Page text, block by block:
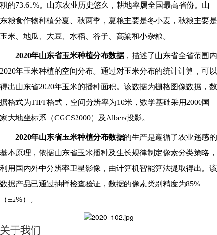
积的73.61%。山东农业历史悠久，耕地率属全国最高省份。山
东粮食作物种植分夏、秋两季，夏粮主要是冬小麦，秋粮主要是
玉米、地瓜、大豆、水稻、谷子、高粱和小杂粮。
2020年山东省玉米种植分布数据，描述了山东省全省范围内
2020年玉米种植的空间分布。通过对玉米分布的统计计算，可以
得出山东省2020年玉米的播种面积。该数据为栅格图像数据，数
据格式为TIFF格式，空间分辨率为10米，数学基础采用2000国
家大地坐标系（CGCS2000）及Albers投影。
2020年山东省玉米种植分布数据的生产是遵循了农业遥感的
基本原理，依据山东省玉米播种及生长规律制定像素分类策略，
利用国内外中分辨率卫星影像，由计算机智能算法提取得出。该
数据产品已通过抽样检查验证，数据的像素类别精度为85%
（±2%）。
关于我们